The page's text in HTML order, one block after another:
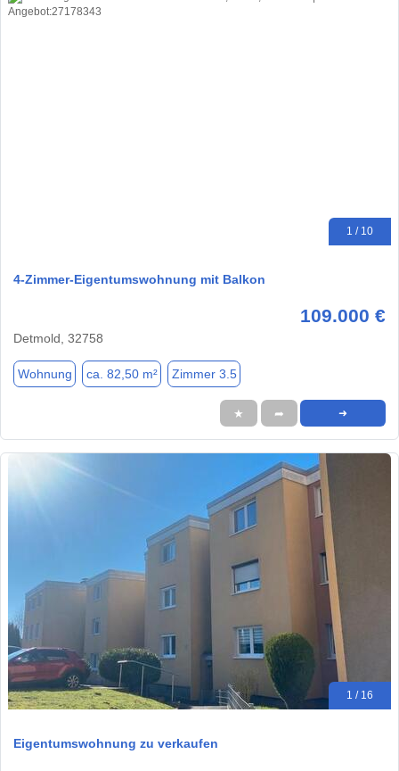
1 / 10
4-Zimmer-Eigentumswohnung mit Balkon
109.000 €
Detmold, 32758
Wohnung ca. 82,50 m² Zimmer 3.5
★ ➦ ➜
1 / 16
Eigentumswohnung zu verkaufen